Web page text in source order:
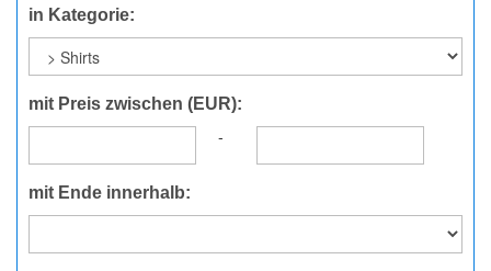
in Kategorie:
mit Preis zwischen (EUR):
-
mit Ende innerhalb: